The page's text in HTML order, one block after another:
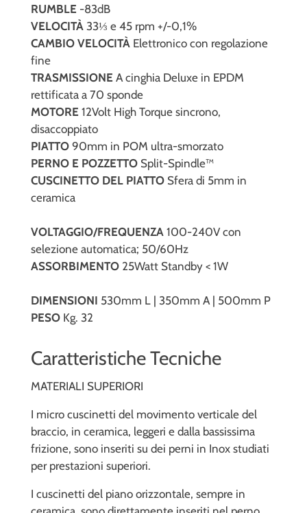
RUMBLE -83dB
VELOCITÀ 33⅓ e 45 rpm +/-0,1%
CAMBIO VELOCITÀ Elettronico con regolazione
fine
TRASMISSIONE A cinghia Deluxe in EPDM
rettificata a 70 sponde
MOTORE 12Volt High Torque sincrono,
disaccoppiato
PIATTO 90mm in POM ultra-smorzato
PERNO E POZZETTO Split-Spindle™
CUSCINETTO DEL PIATTO Sfera di 5mm in
ceramica
VOLTAGGIO/FREQUENZA 100-240V con
selezione automatica; 50/60Hz
ASSORBIMENTO 25Watt Standby < 1W
DIMENSIONI 530mm L | 350mm A | 500mm P
PESO Kg. 32
Caratteristiche Tecniche
MATERIALI SUPERIORI
I micro cuscinetti del movimento verticale del
braccio, in ceramica, leggeri e dalla bassissima
frizione, sono inseriti su dei perni in Inox studiati
per prestazioni superiori.
I cuscinetti del piano orizzontale, sempre in